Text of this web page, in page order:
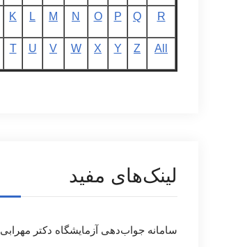
R
Q
P
O
N
M
L
K
All
Z
Y
X
W
V
U
T
لینک‌های مفید
سامانه جواب‌دهی آزمایشگاه دکتر مهرابی